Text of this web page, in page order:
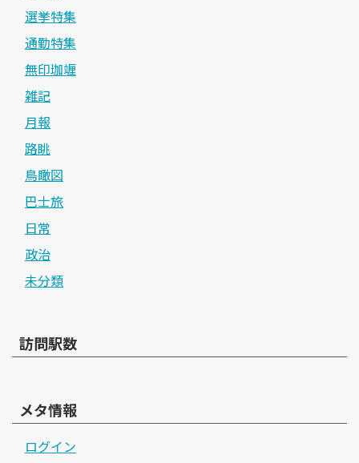
選挙特集
通勤特集
無印珈竰
雑記
月報
路眺
鳥瞰図
巴士旅
日常
政治
未分類
訪問駅数
メタ情報
ログイン